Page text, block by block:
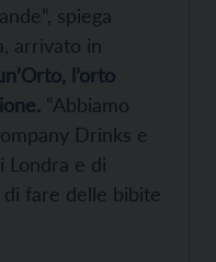
spiega
arrivato in
l’orto
“Abbiamo
Drinks e
Londra e di
di fare delle bibite